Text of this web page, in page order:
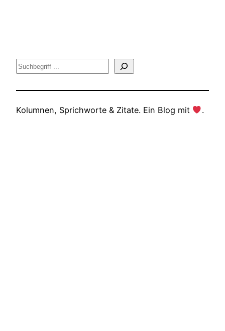
Suche
Kolumnen, Sprichworte & Zitate. Ein Blog mit .